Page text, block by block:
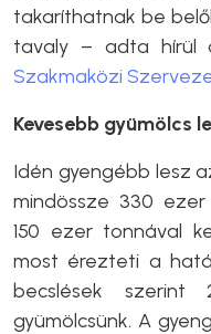
takaríthatnak be
tavaly – adta hírül
Szakmaközi
Kevesebb gyümölcs
Idén gyengébb lesz
mindössze 330
150 ezer tonnával
most érezteti a
becslések szerint
gyümölcsünk. A